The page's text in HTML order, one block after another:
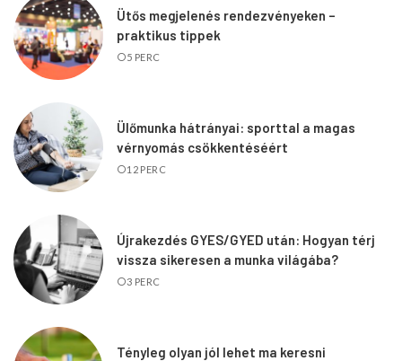
Ütős megjelenés rendezvényeken –
praktikus tippek
5 PERC
Ülőmunka hátrányai: sporttal a magas
vérnyomás csökkentéséért
12 PERC
Újrakezdés GYES/GYED után: Hogyan térj
vissza sikeresen a munka világába?
3 PERC
Tényleg olyan jól lehet ma keresni